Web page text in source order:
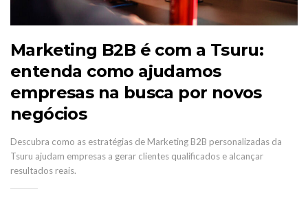
Marketing B2B é com a Tsuru:
entenda como ajudamos
empresas na busca por novos
negócios
Descubra como as estratégias de Marketing B2B personalizadas da
Tsuru ajudam empresas a gerar clientes qualificados e alcançar
resultados reais.